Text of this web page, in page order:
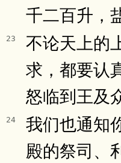
千二百升，
23
不论天上的
求，都要认
怒临到王及
24
我们也通知
殿的祭司、